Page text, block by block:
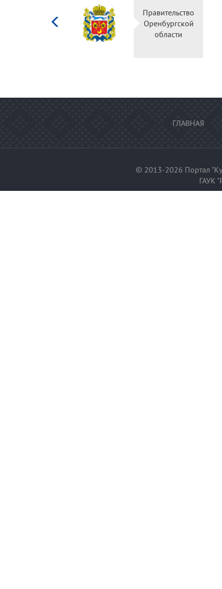
Правительство
Оренбургской
области
ГЛАВНАЯ
© 2013-2026 Портал
ГАУК